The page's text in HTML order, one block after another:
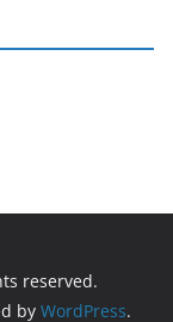
reserved.
by WordPress.